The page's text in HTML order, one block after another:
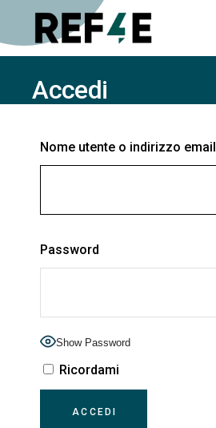
Accedi
Nome utente o indirizzo email
Password
Show Password
Ricordami